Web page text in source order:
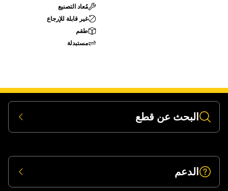
مُعاد التصنيع
غير قابلة للإرجاع
طقم
مستبدلة
البحث عن قطع
الدعم